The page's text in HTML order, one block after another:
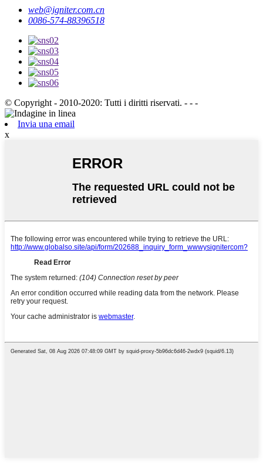
web@igniter.com.cn
0086-574-88396518
© Copyright - 2010-2020: Tutti i diritti riservati. - - -
Invia una email
x